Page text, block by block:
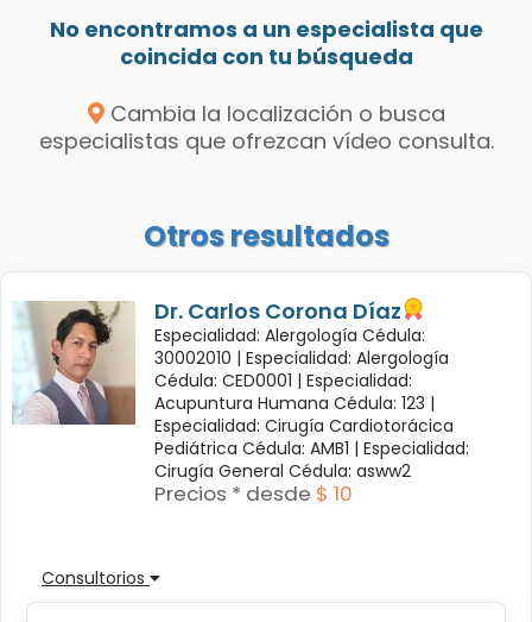
No encontramos a un especialista que
coincida con tu búsqueda
Cambia la localización o busca
especialistas que ofrezcan vídeo consulta.
Otros resultados
Dr. Carlos Corona Díaz
Especialidad: Alergología Cédula:
30002010 | Especialidad: Alergología
Cédula: CED0001 | Especialidad:
Acupuntura Humana Cédula: 123 |
Especialidad: Cirugía Cardiotorácica
Pediátrica Cédula: AMB1 | Especialidad:
Cirugía General Cédula: asww2
Precios * desde $ 10
Consultorios